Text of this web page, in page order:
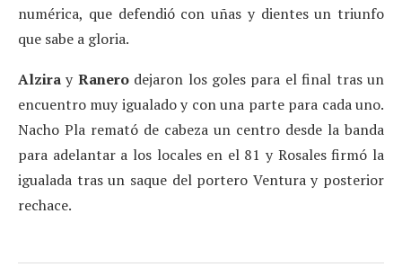
numérica, que defendió con uñas y dientes un triunfo
que sabe a gloria.
Alzira y Ranerodejaron los goles para el final tras un
encuentro muy igualado y con una parte para cada uno.
Nacho Pla remató de cabeza un centro desde la banda
para adelantar a los locales en el 81 y Rosales firmó la
igualada tras un saque del portero Ventura y posterior
rechace.